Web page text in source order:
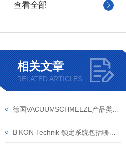
查看全部
相关文章
RELATED ARTICLES